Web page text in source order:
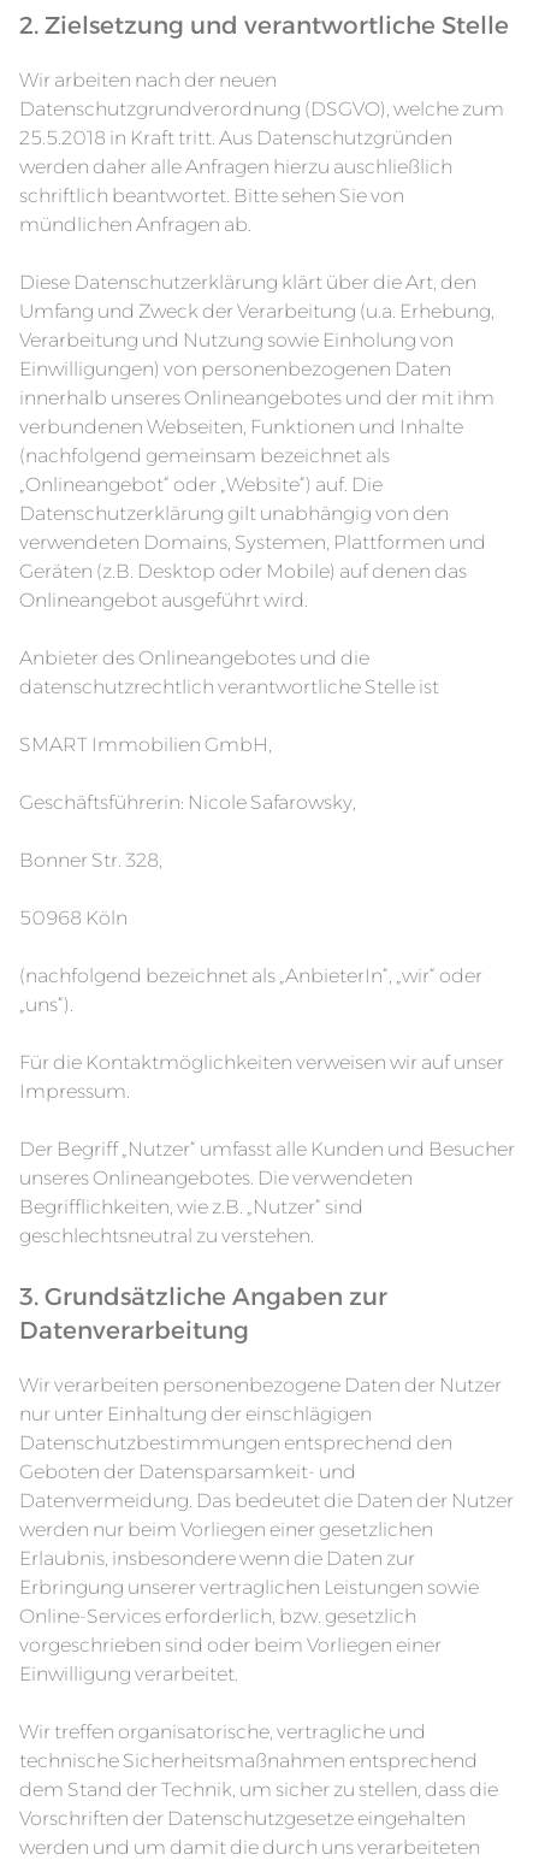
2. Zielsetzung und verantwortliche Stelle
Wir arbeiten nach der neuen
Datenschutzgrundverordnung (DSGVO), welche zum
25.5.2018 in Kraft tritt. Aus Datenschutzgründen
werden daher alle Anfragen hierzu auschließlich
schriftlich beantwortet. Bitte sehen Sie von
mündlichen Anfragen ab.
Diese Datenschutzerklärung klärt über die Art, den
Umfang und Zweck der Verarbeitung (u.a. Erhebung,
Verarbeitung und Nutzung sowie Einholung von
Einwilligungen) von personenbezogenen Daten
innerhalb unseres Onlineangebotes und der mit ihm
verbundenen Webseiten, Funktionen und Inhalte
(nachfolgend gemeinsam bezeichnet als
„Onlineangebot“ oder „Website“) auf. Die
Datenschutzerklärung gilt unabhängig von den
verwendeten Domains, Systemen, Plattformen und
Geräten (z.B. Desktop oder Mobile) auf denen das
Onlineangebot ausgeführt wird.
Anbieter des Onlineangebotes und die
datenschutzrechtlich verantwortliche Stelle ist
SMART Immobilien GmbH,
Geschäftsführerin: Nicole Safarowsky,
Bonner Str. 328,
50968 Köln
(nachfolgend bezeichnet als „AnbieterIn“, „wir“ oder
„uns“).
Für die Kontaktmöglichkeiten verweisen wir auf unser
Impressum.
Der Begriff „Nutzer“ umfasst alle Kunden und Besucher
unseres Onlineangebotes. Die verwendeten
Begrifflichkeiten, wie z.B. „Nutzer“ sind
geschlechtsneutral zu verstehen.
3. Grundsätzliche Angaben zur
Datenverarbeitung
Wir verarbeiten personenbezogene Daten der Nutzer
nur unter Einhaltung der einschlägigen
Datenschutzbestimmungen entsprechend den
Geboten der Datensparsamkeit- und
Datenvermeidung. Das bedeutet die Daten der Nutzer
werden nur beim Vorliegen einer gesetzlichen
Erlaubnis, insbesondere wenn die Daten zur
Erbringung unserer vertraglichen Leistungen sowie
Online-Services erforderlich, bzw. gesetzlich
vorgeschrieben sind oder beim Vorliegen einer
Einwilligung verarbeitet.
Wir treffen organisatorische, vertragliche und
technische Sicherheitsmaßnahmen entsprechend
dem Stand der Technik, um sicher zu stellen, dass die
Vorschriften der Datenschutzgesetze eingehalten
werden und um damit die durch uns verarbeiteten